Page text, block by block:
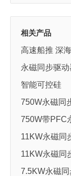
相关产品
高速船推 深
永磁同步驱动
智能可控硅
750W永磁同
750W带PFC
11KW永磁同
11KW永磁同
7.5KW永磁